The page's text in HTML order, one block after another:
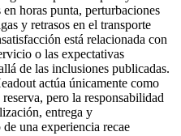
horas punta, perturbaciones
y retrasos en el transporte
está relacionada con
o las expectativas
de las inclusiones publicadas.
actúa únicamente como
pero la responsabilidad
entrega y
una experiencia recae